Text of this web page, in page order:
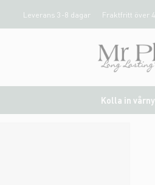
Leverans 3-8 dagar Fraktfritt över
Kolla in